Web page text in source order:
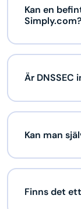
Kan en
Simply.com?
Är DNSSEC
Kan man
Finns det